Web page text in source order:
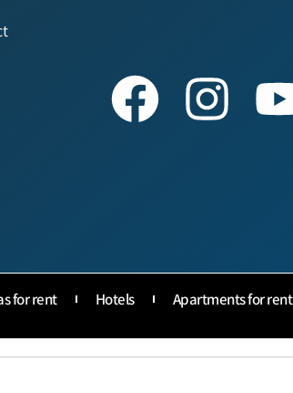
for rent Hotels Apartments for rent